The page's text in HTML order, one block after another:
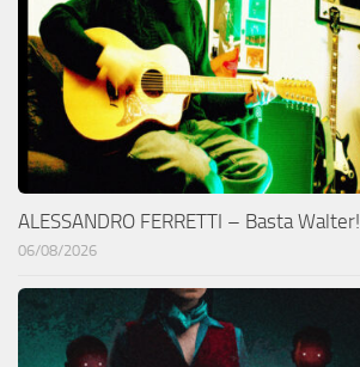
ALESSANDRO FERRETTI – Basta Walter!
06/08/2026